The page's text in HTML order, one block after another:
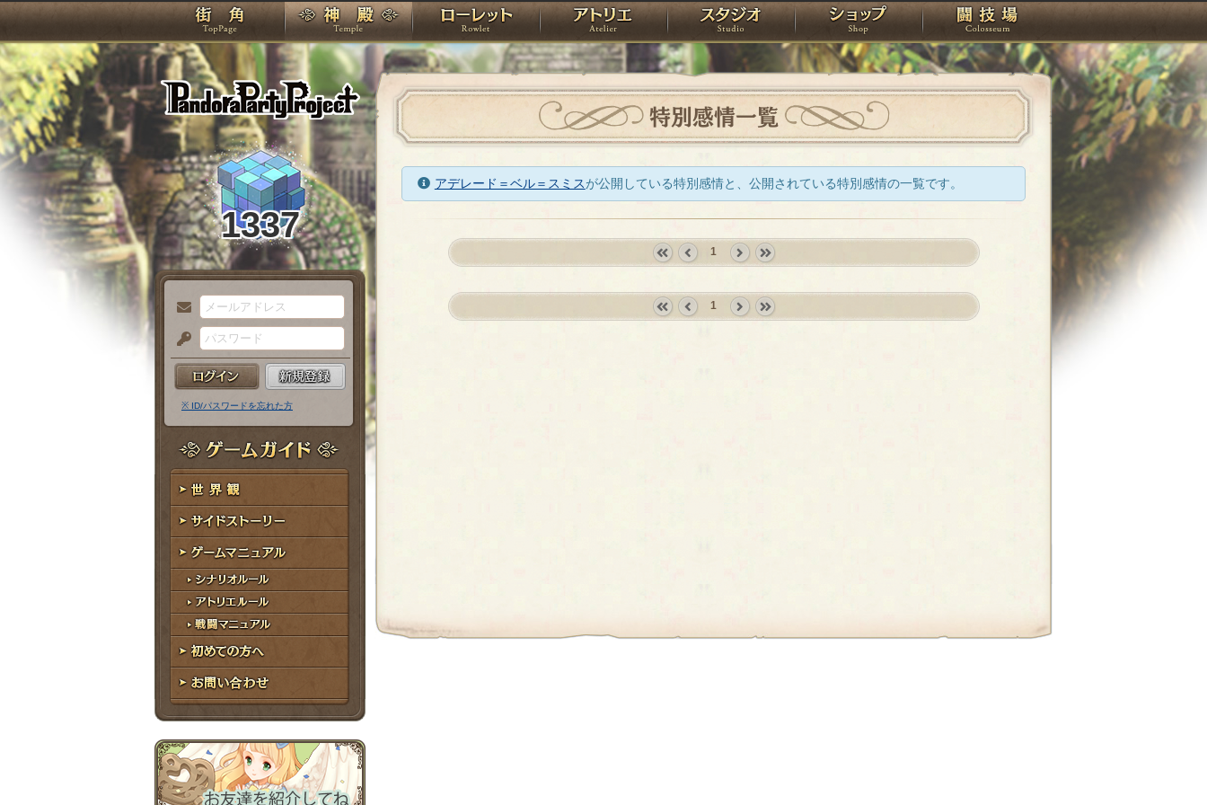
PandoraPartyProject
TOP 神殿 ローレット アトリエ スタジオ ショップ 闘技場
1337
メ
ー
ル
ア
ド
レ
ス
パ
ス
ー
ド
※ ID/パスワードを忘れた方
ゲームガイド
世界観
サイドストーリー
ゲームマニュアル
シナリオルール
アトリエルール
戦闘マニュアル
初めての方へ
お問い合わせ
特別感情一覧
アデレード＝ベル＝スミスが公開している特別感情と、公開されている特別感情の一覧です。
first prev
1
›
»
1